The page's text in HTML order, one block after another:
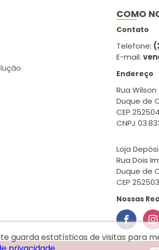
COMO
Contato
Telefone:
E-mail:
Endereço
Rua Wilson
Duque de
CEP
CNPJ
Loja
Rua Dois
Duque de
CEP
Nossas
guarda estatísticas de visitas para